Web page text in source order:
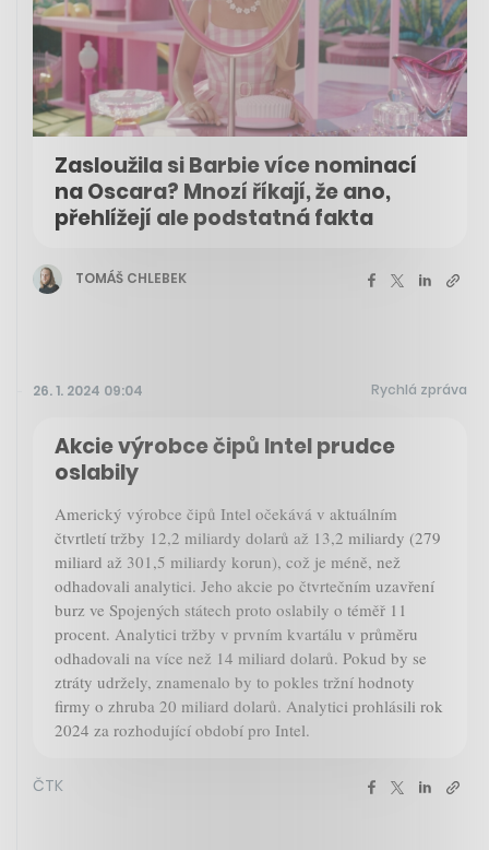
Zasloužila si Barbie více nominací
na Oscara? Mnozí říkají, že ano,
přehlížejí ale podstatná fakta
TOMÁŠ CHLEBEK
26. 1. 2024 09:04 Rychlá zpráva
Akcie výrobce čipů Intel prudce
oslabily
Americký výrobce čipů Intel očekává v aktuálním
čtvrtletí tržby 12,2 miliardy dolarů až 13,2 miliardy (279
miliard až 301,5 miliardy korun), což je méně, než
odhadovali analytici. Jeho akcie po čtvrtečním uzavření
burz ve Spojených státech proto oslabily o téměř 11
procent. Analytici tržby v prvním kvartálu v průměru
odhadovali na více než 14 miliard dolarů. Pokud by se
ztráty udržely, znamenalo by to pokles tržní hodnoty
firmy o zhruba 20 miliard dolarů. Analytici prohlásili rok
2024 za rozhodující období pro Intel.
ČTK